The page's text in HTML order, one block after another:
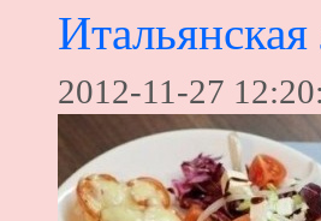
2012-11-27